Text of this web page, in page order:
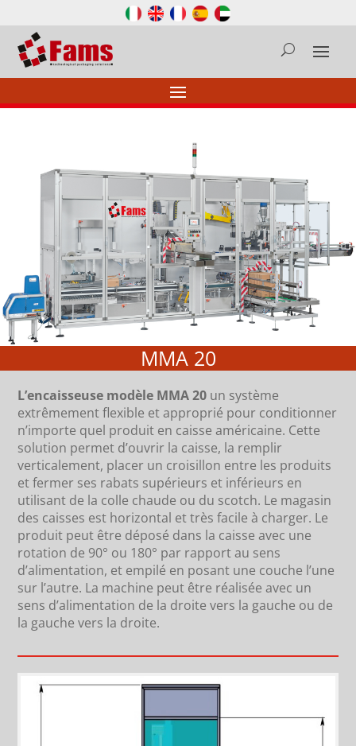
MMA 20
L’encaisseuse modèle MMA 20 un système
extrêmement flexible et approprié pour conditionner
n’importe quel produit en caisse américaine. Cette
solution permet d’ouvrir la caisse, la remplir
verticalement, placer un croisillon entre les produits
et fermer ses rabats supérieurs et inférieurs en
utilisant de la colle chaude ou du scotch. Le magasin
des caisses est horizontal et très facile à charger. Le
produit peut être déposé dans la caisse avec une
rotation de 90° ou 180° par rapport au sens
d’alimentation, et empilé en posant une couche l’une
sur l’autre. La machine peut être réalisée avec un
sens d’alimentation de la droite vers la gauche ou de
la gauche vers la droite.